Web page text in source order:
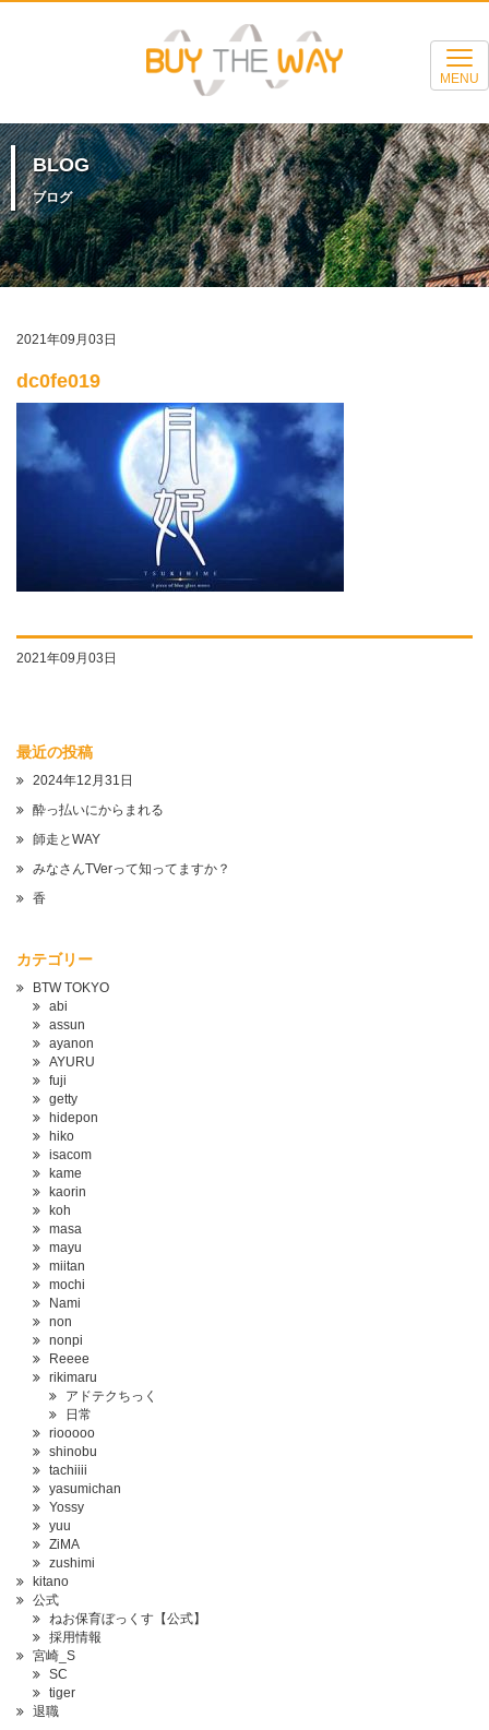
MENU
BLOG
ブログ
2021年09月03日
dc0fe019
2021年09月03日
最近の投稿
2024年12月31日
酔っ払いにからまれる
師走とWAY
みなさんTVerって知ってますか？
香
カテゴリー
BTW TOKYO
abi
assun
ayanon
AYURU
fuji
getty
hidepon
hiko
isacom
kame
kaorin
koh
masa
mayu
miitan
mochi
Nami
non
nonpi
Reeee
rikimaru
アドテクちっく
日常
riooooo
shinobu
tachiiii
yasumichan
Yossy
yuu
ZiMA
zushimi
kitano
公式
ねお保育ぼっくす【公式】
採用情報
宮崎_S
SC
tiger
退職